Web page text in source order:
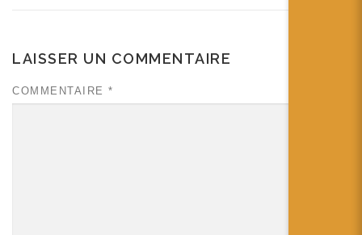
LAISSER UN COMMENTAIRE
COMMENTAIRE *